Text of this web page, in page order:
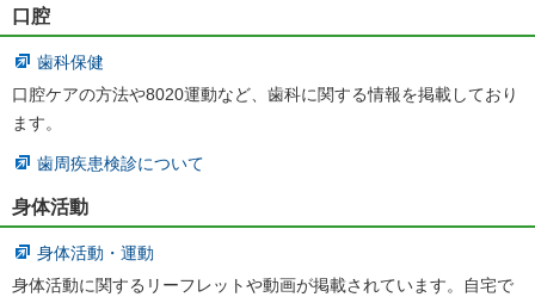
口腔
歯科保健
口腔ケアの方法や8020運動など、歯科に関する情報を掲載しており
ます。
歯周疾患検診について
身体活動
身体活動・運動
身体活動に関するリーフレットや動画が掲載されています。自宅で